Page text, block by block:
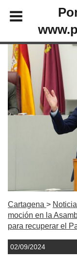
Cartagena
moción en la
para recuperar el
02/09/2024